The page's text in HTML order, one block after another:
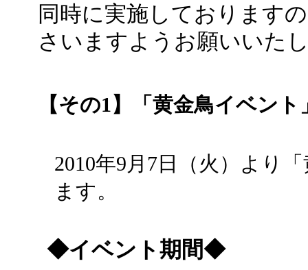
同時に実施しております
さいますようお願いいた
【その1】「黄金鳥イベント
2010年9月7日（火）より
ます。
◆イベント期間◆